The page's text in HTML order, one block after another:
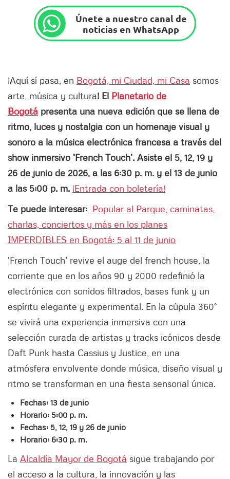
Únete a nuestro canal de
noticias en WhatsApp
¡Aquí sí pasa, en Bogotá, mi Ciudad, mi Casa somos
arte, música y cultura! El Planetario de
Bogotá presenta una nueva edición que se llena de
ritmo, luces y nostalgia con un homenaje visual y
sonoro a la música electrónica francesa a través del
show inmersivo 'French Touch'. Asiste el 5, 12, 19 y
26 de junio de 2026, a las 6:30 p. m. y el 13 de junio
a las 5:00 p. m. ¡Entrada con boletería!
Te puede interesar: Popular al Parque, caminatas,
charlas, conciertos y más en los planes
IMPERDIBLES en Bogotá: 5 al 11 de junio
'French Touch' revive el auge del french house, la
corriente que en los años 90 y 2000 redefinió la
electrónica con sonidos filtrados, bases funk y un
espíritu elegante y experimental. En la cúpula 360°
se vivirá una experiencia inmersiva con una
selección curada de artistas y tracks icónicos desde
Daft Punk hasta Cassius y Justice, en una
atmósfera envolvente donde música, diseño visual y
ritmo se transforman en una fiesta sensorial única.
Fechas: 13 de junio
Horario: 5:00 p. m.
Fechas: 5, 12, 19 y 26 de junio
Horario: 6:30 p. m.
La Alcaldía Mayor de Bogotá sigue trabajando por
el acceso a la cultura, la innovación y las